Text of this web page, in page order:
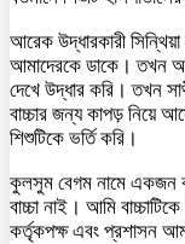
আরেক উদ্ধারকারী
আমাদেরকে ডাকে। তখন
দেখে উদ্ধার করি। তখন
বাচ্চার জন্য কাপড় নিয়ে
শিশুটিকে ভর্তি করি।
কুলসুম বেগম নামে একজন
বাচ্চা নাই। আমি
কর্তৃকপক্ষ এবং প্রশাসন